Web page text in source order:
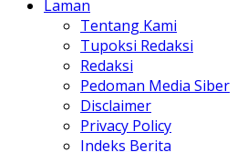
Laman
Tentang Kami
Tupoksi Redaksi
Redaksi
Pedoman Media Siber
Disclaimer
Privacy Policy
Indeks Berita